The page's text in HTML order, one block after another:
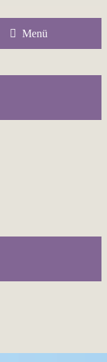
Menü